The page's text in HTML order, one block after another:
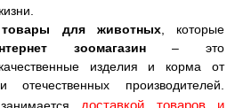
товары для животных, которые
зоомагазин– это
изделия и корма от
производителей.
доставкой товаров и